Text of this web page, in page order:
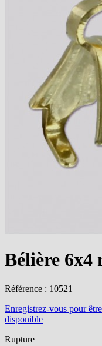
Bélière 6x4
Référence : 10521
Enregistrez-vous pour
disponible
Rupture